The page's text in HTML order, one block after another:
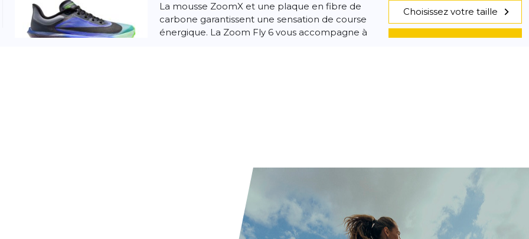
La mousse ZoomX et une plaque en fibre de
carbone garantissent une sensation de course
énergique. La Zoom Fly 6 vous accompagne à
Choisissez votre taille
AJOUTER AU PANIER
pour homme La Zoom Fly 6 t'accompagne à
chaque pas. La technologie réactive mousse
ZoomX est plus lég...
Choisissez votre taille
AJOUTER AU PANIER